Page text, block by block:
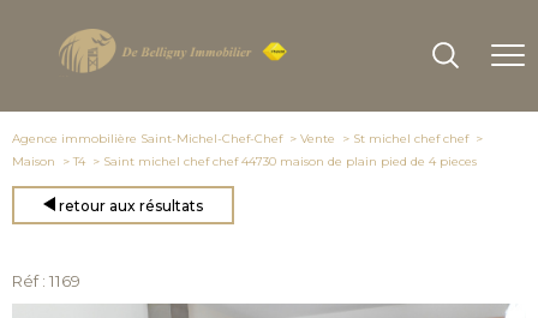
Agence immobilière Saint-Michel-Chef-Chef Vente
St michel chef chef
Maison
T4 Saint michel chef chef 44730 maison de plain pied de 4 pieces
retour aux résultats
Réf : 1169